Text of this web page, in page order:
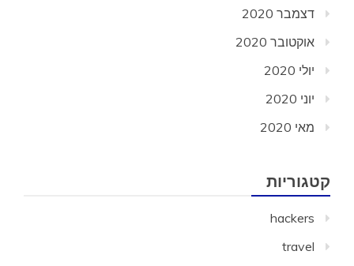
דצמבר 2020
אוקטובר 2020
יולי 2020
יוני 2020
מאי 2020
קטגוריות
hackers
travel